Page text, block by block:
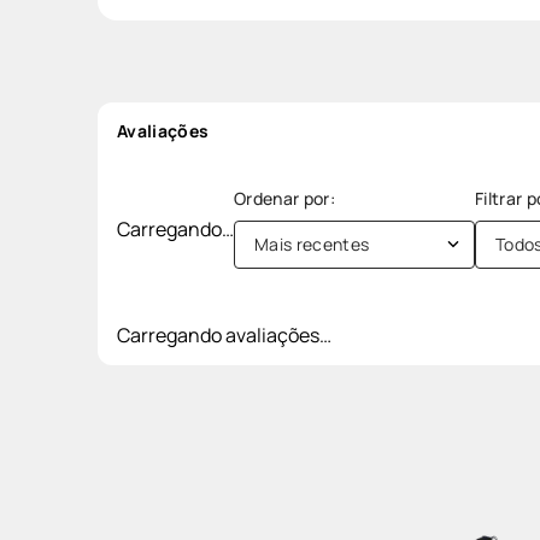
Avaliações
Carregando…
Mais recentes
Carregando avaliações…